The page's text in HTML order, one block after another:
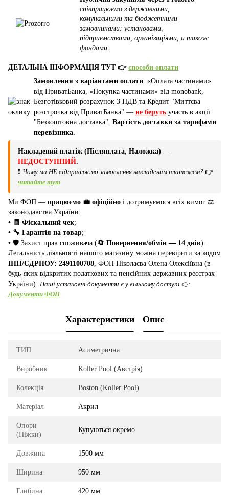
співпрацюємо з державними,
комунальними та бюджетними
замовниками: установами,
підприємствами, організаціями, а також
фондами
ДЕТАЛЬНА ІНФОРМАЦІЯ ТУТ 👉 способи оплати
Замовлення з варіантами оплати: «Оплата частинами»
від ПриватБанка, «Покупка частинами» від monobank,
Безготівковий розрахунок З ПДВ та Кредит "Миттєва
розстрочка від ПриватБанка" — не беруть участь в акції
"Безкоштовна доставка". Вартість доставки за тарифами
перевізника.
Накладений платіж (Післяплата, Наложка) —
НЕДОСТУПНИЙ.
❗ Чому ми НЕ відправляємо замовлення накладеним платежем? 👉
читайте тут
Ми ФОП — працюємо 💼 офіційно і дотримуємося всіх вимог ⚖️
законодавства України:
• 🧾 Фіскальний чек;
• 🔧 Гарантія на товар;
• 🛡️ Захист прав споживача (🔄 Повернення/обмін — 14 днів).
Легальність діяльності нашого магазину можна перевірити за кодом
ІПН/ЄДРПОУ: 2491100708 , ФОП Ніколаєва Олена Олексіївна (в
будь-яких відкритих податкових та пенсійних державних реєстрах
України). Наші установчі документи є у вільному доступі 👉
Документи ФОП
Характеристики Опис
ТИП Асиметрична
Виробник Koller Pool (Австрія)
Колекція Boston (Koller Pool)
Матеріал Акрил
Опори
(Ніжки)
Купуються окремо
Довжина 1500 мм
Ширина 950 мм
Глибина 420 мм